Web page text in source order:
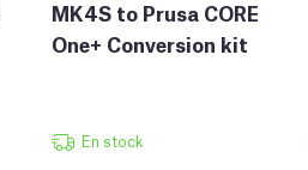
MK4S to Prusa CORE
One+ Conversion kit
En stock